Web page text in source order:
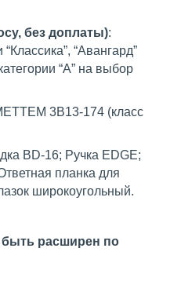
без доплаты):
“Авангард”
“А” на выбор
3B13-174 (класс
BD-16; Ручка EDGE;
планка для
широкоугольный.
расширен по